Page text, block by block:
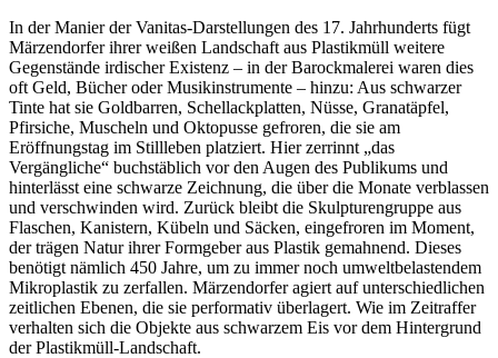
In der Manier der Vanitas-Darstellungen des 17. Jahrhunderts fügt
Märzendorfer ihrer weißen Landschaft aus Plastikmüll weitere
Gegenstände irdischer Existenz – in der Barockmalerei waren dies
oft Geld, Bücher oder Musikinstrumente – hinzu: Aus schwarzer
Tinte hat sie Goldbarren, Schellackplatten, Nüsse, Granatäpfel,
Pfirsiche, Muscheln und Oktopusse gefroren, die sie am
Eröffnungstag im Stillleben platziert. Hier zerrinnt „das
Vergängliche“ buchstäblich vor den Augen des Publikums und
hinterlässt eine schwarze Zeichnung, die über die Monate verblassen
und verschwinden wird. Zurück bleibt die Skulpturengruppe aus
Flaschen, Kanistern, Kübeln und Säcken, eingefroren im Moment,
der trägen Natur ihrer Formgeber aus Plastik gemahnend. Dieses
benötigt nämlich 450 Jahre, um zu immer noch umweltbelastendem
Mikroplastik zu zerfallen. Märzendorfer agiert auf unterschiedlichen
zeitlichen Ebenen, die sie performativ überlagert. Wie im Zeitraffer
verhalten sich die Objekte aus schwarzem Eis vor dem Hintergrund
der Plastikmüll-Landschaft.